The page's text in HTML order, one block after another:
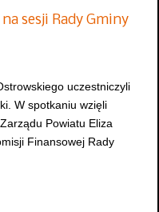
sesji Rady Gminy
uczestniczyli
W spotkaniu wzięli
Powiatu Eliza
Finansowej Rady